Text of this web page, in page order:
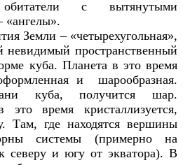
обитатели с вытянутыми
«ангелы».
Земли – «четырехугольная»,
невидимый пространственный
куба. Планета в это время
и шарообразная.
куба, получится шар.
время кристаллизуется,
Там, где находятся вершины
системы (примерно на
северу и югу от экватора). В